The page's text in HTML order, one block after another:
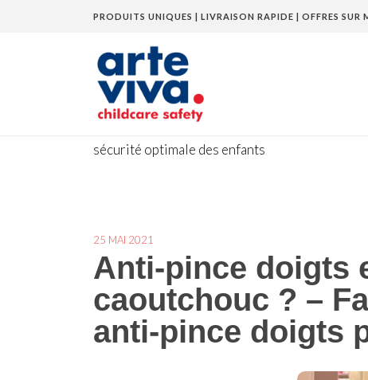
PRODUITS UNIQUES | LIVRAISON RAPIDE | OFFRES SUR
Home»Blog»Anti-pince doigts en plastique
sécurité optimale des enfants
25 MAI 2021
Anti-pince doigts
caoutchouc ? –
anti-pince doigts